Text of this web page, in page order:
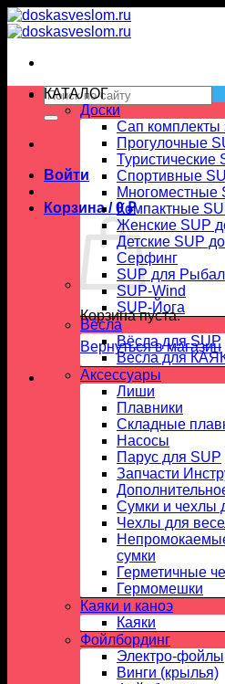
Skip
to
Искать:
Войти
Корзина /0₽
Корзина пуста.
Вернуться в магазин
КАТАЛОГ
Доски
Сап комплекты
Прогулочные
Туристические
Спортивные
Многоместные
Компактные
Женские SUP
Детские SUP
Серфинг
SUP для
SUP-Wind
SUP-Йога
Вёсла
Вёсла для SUP
Весла для
Аксессуары
Лиши
Плавники
Складные
Насосы
Парус для SUP
Запчасти
Сумки и чехлы
Чехлы для
сумки
Герметичные
Гермомешки
Каяки и каноэ
Каяки
Фойлбординг
Электро-фойлы
Винги (крылья)